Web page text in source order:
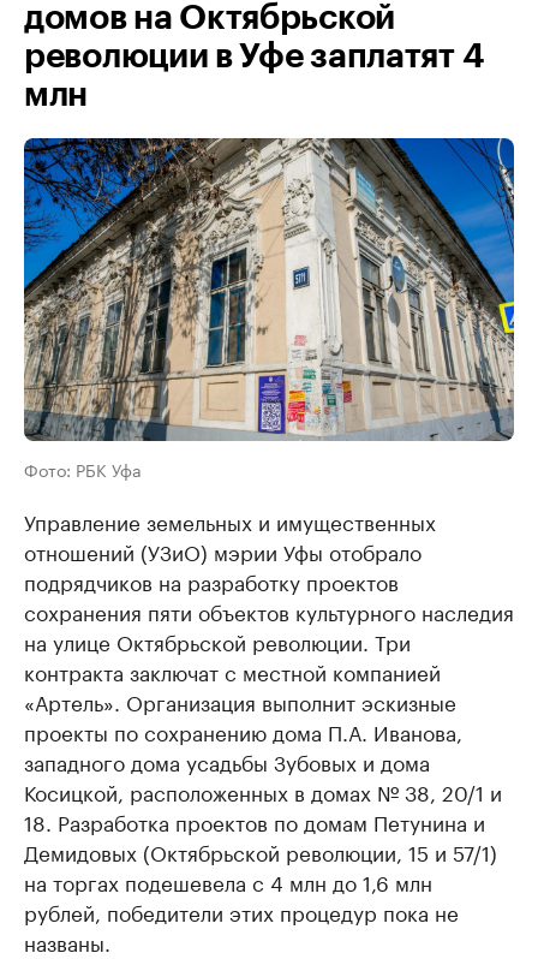
домов на Октябрьской
революции в Уфе заплатят 4
млн
Фото: РБК Уфа
Управление земельных и имущественных
отношений (УЗиО) мэрии Уфы отобрало
подрядчиков на разработку проектов
сохранения пяти объектов культурного наследия
на улице Октябрьской революции. Три
контракта заключат с местной компанией
«Артель». Организация выполнит эскизные
проекты по сохранению дома П.А. Иванова,
западного дома усадьбы Зубовых и дома
Косицкой, расположенных в домах № 38, 20/1 и
18. Разработка проектов по домам Петунина и
Демидовых (Октябрьской революции, 15 и 57/1)
на торгах подешевела с 4 млн до 1,6 млн
рублей, победители этих процедур пока не
названы.